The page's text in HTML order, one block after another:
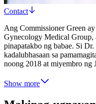
Contact
Ang Commissioner Green
Gynecology Medical Group,
pinapatakbo ng babae. Si
kadalubhasaan sa
noong 2018 at miyembro ng
Show more